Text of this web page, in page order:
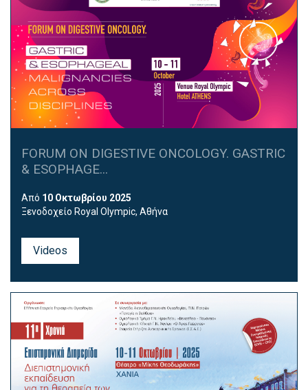
FORUM ON DIGESTIVE ONCOLOGY. GASTRIC
& ESOPHAGE...
Από 10 Οκτωβρίου 2025
Ξενοδοχείο Royal Olympic, Αθήνα
Videos